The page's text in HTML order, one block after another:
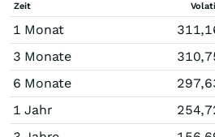
Zeit
1 Monat
3 Monate
6 Monate
1 Jahr